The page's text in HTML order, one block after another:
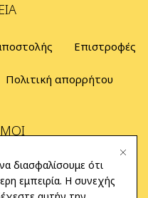
Επιστροφές
Πολιτική απορρήτου
Επικοινωνία
διασφαλίσουμε ότι
εμπειρία. Η συνεχής